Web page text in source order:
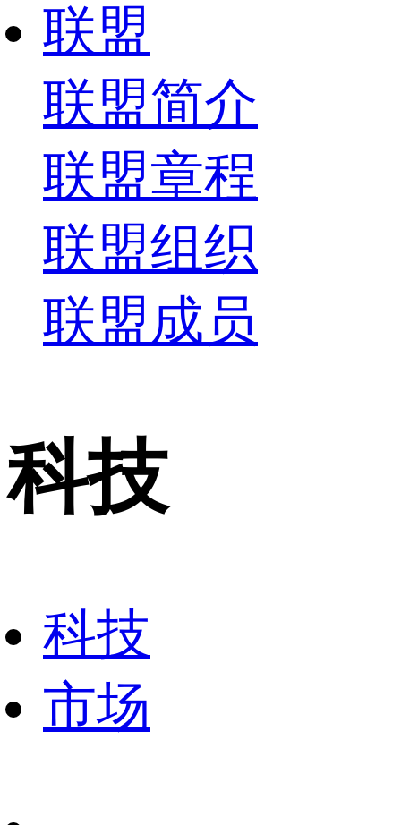
联盟
联盟简介
联盟章程
联盟组织
联盟成员
科技
科技
市场